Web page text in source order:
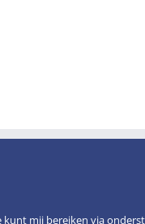
kunt mij bereiken via